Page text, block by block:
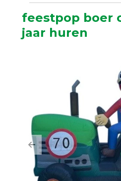
feestpop boer
jaar huren
Previous